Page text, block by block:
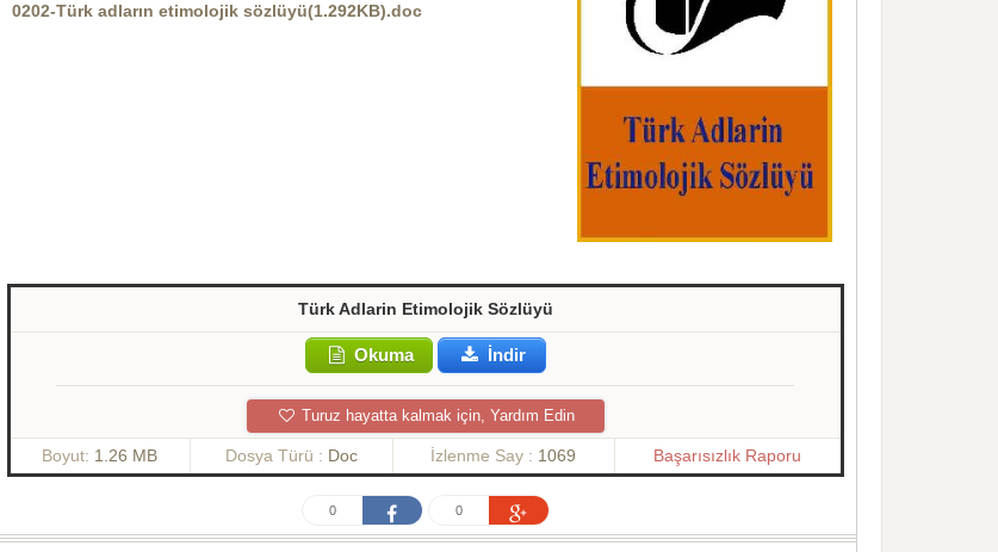
0202-Türk adların etimolojik sözlüyü(1.292KB).doc
Türk Adlarin Etimolojik Sözlüyü
Okuma İndir
Turuz hayatta kalmak için, Yardım Edin
Boyut: 1.26 MB Dosya Türü : Doc İzlenme Say : 1069 Başarısızlık Raporu
0 0